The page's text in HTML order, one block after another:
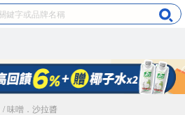
/ 味噌．沙拉醬